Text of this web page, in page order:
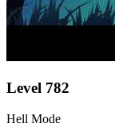
Level 782
Hell Mode